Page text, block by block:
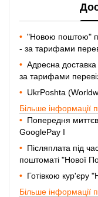
• "Новою поштою"
- за тарифами
• Адресна
за тарифами
• UkrPoshta
Більше інформації
• Попередня
GooglePay I
• Післяплата під
поштоматі "Нової
• Готівкою кур'єру
Більше інформації